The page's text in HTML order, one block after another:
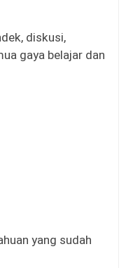
diskusi,
gaya belajar dan
yang sudah